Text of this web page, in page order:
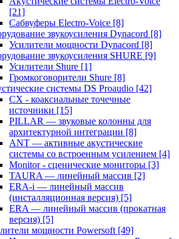
[21]
Сабвуферы Electro-Voice [8]
звукоусиления Dynacord [8]
Усилители мощности Dynacord [8]
звукоусиления SHURE [9]
Усилители Shure [1]
Громкоговорители Shure [8]
системы DS Proaudio [42]
CX - коаксиальные точечные
источники [15]
PILLAR — звуковые колонны для
архитектурной интеграции [8]
ANT — активные акустические
системы со встроенным усилением [4]
Monitor - сценические мониторы [3]
TAURA — линейный массив [2]
ERA-i — линейный массив
(инсталляционная версия) [5]
ERA — линейный массив (прокатная
версия) [5]
мощности Powersoft [49]